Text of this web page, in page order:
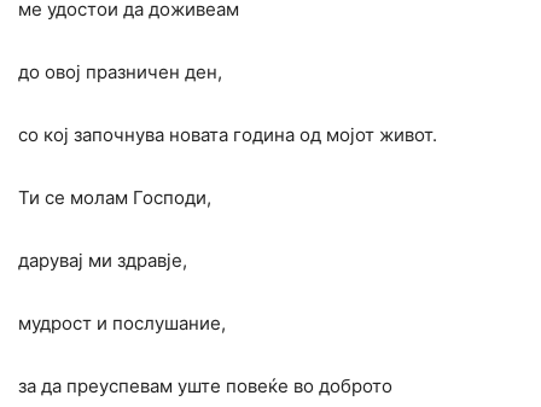
ме удостои да доживеам
до овој празничен ден,
со кој започнува новата година од мојот живот.
Ти се молам Господи,
дарувај ми здравје,
мудрост и послушание,
за да преуспевам уште повеќе во доброто